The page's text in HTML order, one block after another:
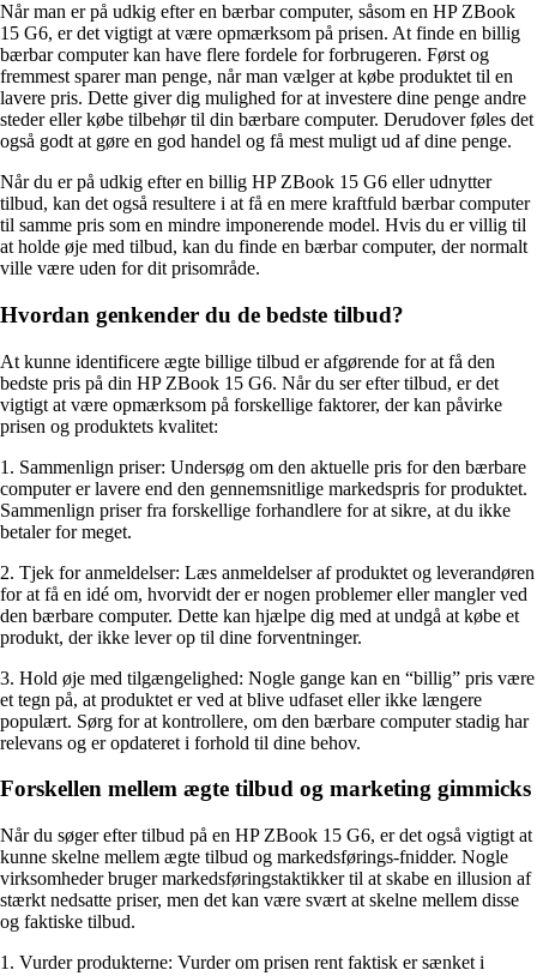
Når man er på udkig efter en bærbar computer, såsom en HP ZBook
15 G6, er det vigtigt at være opmærksom på prisen. At finde en billig
bærbar computer kan have flere fordele for forbrugeren. Først og
fremmest sparer man penge, når man vælger at købe produktet til en
lavere pris. Dette giver dig mulighed for at investere dine penge andre
steder eller købe tilbehør til din bærbare computer. Derudover føles det
også godt at gøre en god handel og få mest muligt ud af dine penge.
Når du er på udkig efter en billig HP ZBook 15 G6 eller udnytter
tilbud, kan det også resultere i at få en mere kraftfuld bærbar computer
til samme pris som en mindre imponerende model. Hvis du er villig til
at holde øje med tilbud, kan du finde en bærbar computer, der normalt
ville være uden for dit prisområde.
Hvordan genkender du de bedste tilbud?
At kunne identificere ægte billige tilbud er afgørende for at få den
bedste pris på din HP ZBook 15 G6. Når du ser efter tilbud, er det
vigtigt at være opmærksom på forskellige faktorer, der kan påvirke
prisen og produktets kvalitet:
1. Sammenlign priser: Undersøg om den aktuelle pris for den bærbare
computer er lavere end den gennemsnitlige markedspris for produktet.
Sammenlign priser fra forskellige forhandlere for at sikre, at du ikke
betaler for meget.
2. Tjek for anmeldelser: Læs anmeldelser af produktet og leverandøren
for at få en idé om, hvorvidt der er nogen problemer eller mangler ved
den bærbare computer. Dette kan hjælpe dig med at undgå at købe et
produkt, der ikke lever op til dine forventninger.
3. Hold øje med tilgængelighed: Nogle gange kan en “billig” pris være
et tegn på, at produktet er ved at blive udfaset eller ikke længere
populært. Sørg for at kontrollere, om den bærbare computer stadig har
relevans og er opdateret i forhold til dine behov.
Forskellen mellem ægte tilbud og marketing gimmicks
Når du søger efter tilbud på en HP ZBook 15 G6, er det også vigtigt at
kunne skelne mellem ægte tilbud og markedsførings-fnidder. Nogle
virksomheder bruger markedsføringstaktikker til at skabe en illusion af
stærkt nedsatte priser, men det kan være svært at skelne mellem disse
og faktiske tilbud.
1. Vurder produkterne: Vurder om prisen rent faktisk er sænket i